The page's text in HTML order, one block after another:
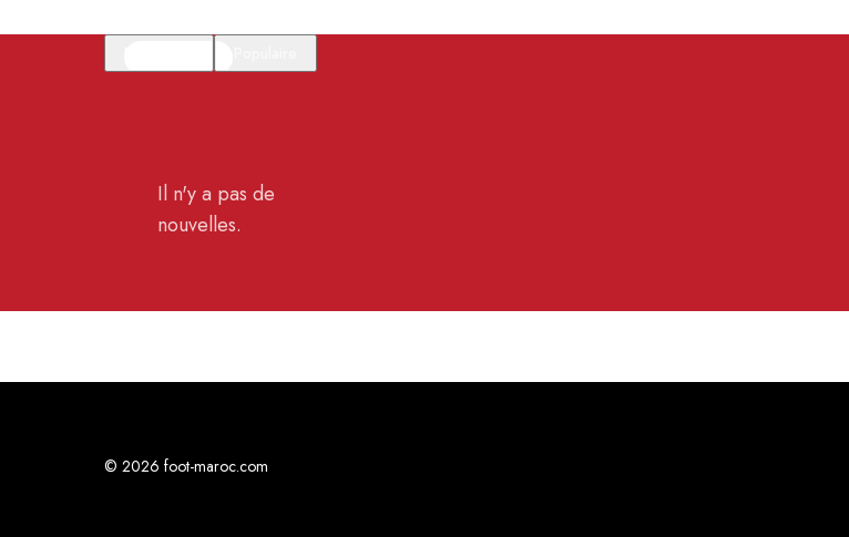
Il n'y a pas de
nouvelles.
© 2026 foot-maroc.com